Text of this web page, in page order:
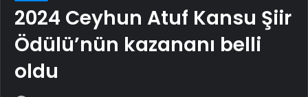
2024 Ceyhun Atuf Kansu Şiir
Ödülü’nün kazananı belli
oldu